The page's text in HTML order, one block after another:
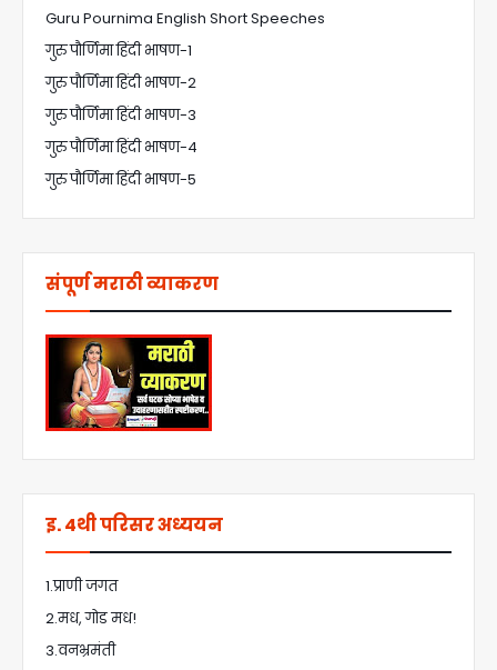
Guru Pournima English Short Speeches
गुरु पौर्णिमा हिंदी भाषण-1
गुरु पौर्णिमा हिंदी भाषण-2
गुरु पौर्णिमा हिंदी भाषण-3
गुरु पौर्णिमा हिंदी भाषण-4
गुरु पौर्णिमा हिंदी भाषण-5
संपूर्ण मराठी व्याकरण
इ. 4थी परिसर अध्ययन
1.प्राणी जगत
2.मध, गोड मध!
3.वनभ्रमंती